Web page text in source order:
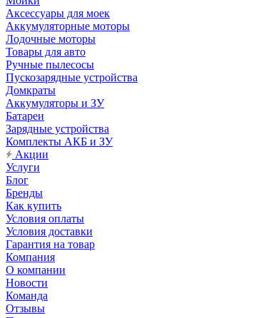
Аксессуары для моек
Аккумуляторные моторы
Лодочные моторы
Товары для авто
Ручные пылесосы
Пускозарядные устройства
Домкраты
Аккумуляторы и ЗУ
Батареи
Зарядные устройства
Комплекты АКБ и ЗУ
Акции
Услуги
Блог
Бренды
Как купить
Условия оплаты
Условия доставки
Гарантия на товар
Компания
О компании
Новости
Команда
Отзывы